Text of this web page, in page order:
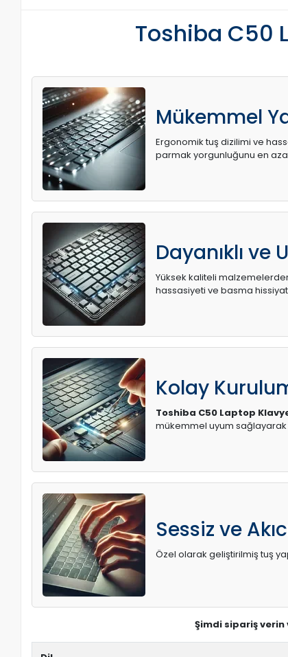
Toshiba C50
Mükemmel
Ergonomik tuş dizilimi ve
parmak yorgunluğunu en
Dayanıklı ve
Yüksek kaliteli malzemelerden
hassasiyeti ve basma
Kolay
Toshiba C50 Laptop
mükemmel uyum
Sessiz ve
Özel olarak geliştirilmiş tuş
Şimdi sipariş